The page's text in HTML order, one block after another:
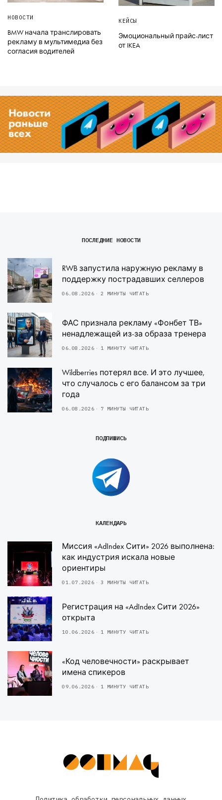
НОВОСТИ
BMW начала транслировать
рекламу в мультимедиа без
согласия водителей
КЕЙСЫ
Эмоциональный прайс-лист
от IKEA
ПОСЛЕДНИЕ НОВОСТИ
RWB запустила наружную рекламу в
поддержку пострадавших селлеров
06.08.2026 2 МИНУТЫ ЧИТАТЬ
ФАС признала рекламу «Фонбет ТВ»
ненадлежащей из-за образа тренера
06.08.2026 1 МИНУТУ ЧИТАТЬ
Wildberries потерял все. И это лучшее,
что случалось с его балансом за три
года
06.08.2026 7 МИНУТЫ ЧИТАТЬ
ПОДПИШИСЬ
КАЛЕНДАРЬ
Миссия «AdIndex Сити» 2026 выполнена:
как индустрия искала новые
ориентиры
01.07.2026 3 МИНУТЫ ЧИТАТЬ
Регистрация на «AdIndex Сити 2026»
открыта
10.06.2026 1 МИНУТУ ЧИТАТЬ
«Код человечности» раскрывает
имена спикеров
09.06.2026 1 МИНУТУ ЧИТАТЬ